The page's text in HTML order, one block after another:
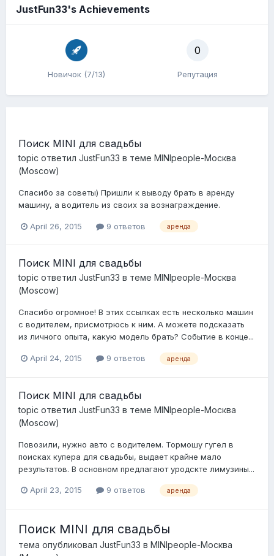
JustFun33's Achievements
Новичок (7/13)
0
Репутация
Поиск MINI для свадьбы
topic ответил JustFun33 в теме MINIpeople-Москва
(Moscow)
Спасибо за советы) Пришли к выводу брать в аренду
машину, а водитель из своих за вознаграждение.
April 26, 2015 9 ответов аренда
Поиск MINI для свадьбы
topic ответил JustFun33 в теме MINIpeople-Москва
(Moscow)
Спасибо огромное! В этих ссылках есть несколько машин
с водителем, присмотрюсь к ним. А можете подсказать
из личного опыта, какую модель брать? Событие в конце...
April 24, 2015 9 ответов аренда
Поиск MINI для свадьбы
topic ответил JustFun33 в теме MINIpeople-Москва
(Moscow)
Повозили, нужно авто с водителем. Тормошу гугел в
поисках купера для свадьбы, выдает крайне мало
результатов. В основном предлагают уродскте лимузины...
April 23, 2015 9 ответов аренда
Поиск MINI для свадьбы
тема опубликовал JustFun33 в MINIpeople-Москва